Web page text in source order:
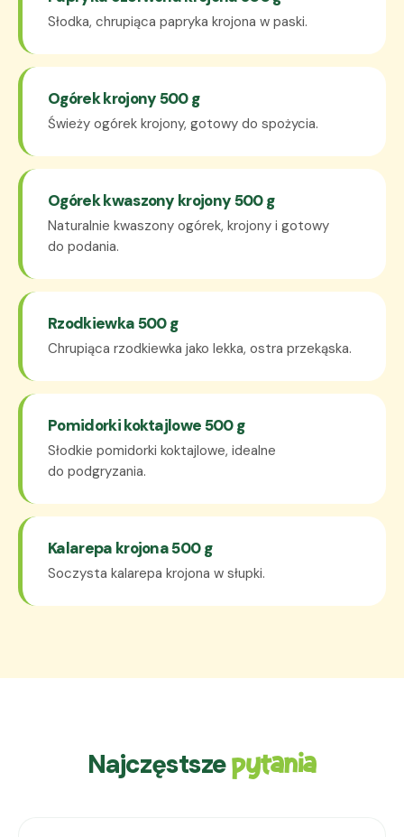
Słodka, chrupiąca papryka krojona w paski.
Ogórek krojony 500 g
Świeży ogórek krojony, gotowy do spożycia.
Ogórek kwaszony krojony 500 g
Naturalnie kwaszony ogórek, krojony i gotowy
do podania.
Rzodkiewka 500 g
Chrupiąca rzodkiewka jako lekka, ostra przekąska.
Pomidorki koktajlowe 500 g
Słodkie pomidorki koktajlowe, idealne
do podgryzania.
Kalarepa krojona 500 g
Soczysta kalarepa krojona w słupki.
Najczęstszepytania